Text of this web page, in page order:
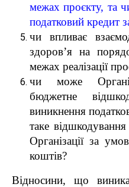
межах проєкту, та
податковий кредит
чи впливає
здоров’я на
межах реалізації
чи може
бюджетне
виникнення
таке
Організації за
коштів?
Відносини, що